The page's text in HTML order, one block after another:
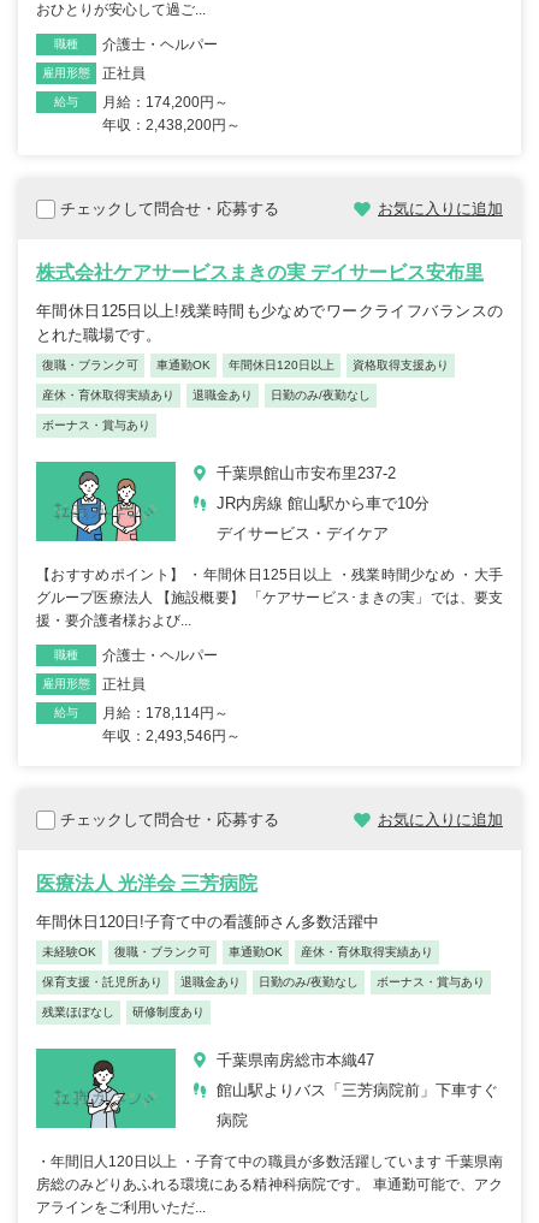
おひとりが安心して過ご...
職種 介護士・ヘルパー
雇用形態 正社員
給与
月給：174,200円～
年収：2,438,200円～
チェックして問合せ・応募する お気に入りに追加
株式会社ケアサービスまきの実 デイサービス安布里
年間休日125日以上!残業時間も少なめでワークライフバランスの
とれた職場です。
復職・ブランク可 車通勤OK 年間休日120日以上 資格取得支援あり
産休・育休取得実績あり 退職金あり 日勤のみ/夜勤なし
ボーナス・賞与あり
千葉県館山市安布里237-2
JR内房線 館山駅から車で10分
デイサービス・デイケア
【おすすめポイント】 ・年間休日125日以上 ・残業時間少なめ ・大手
グループ医療法人 【施設概要】 「ケアサービス･まきの実」では、要支
援・要介護者様および...
職種 介護士・ヘルパー
雇用形態 正社員
給与
月給：178,114円～
年収：2,493,546円～
チェックして問合せ・応募する お気に入りに追加
医療法人 光洋会 三芳病院
年間休日120日!子育て中の看護師さん多数活躍中
未経験OK 復職・ブランク可 車通勤OK 産休・育休取得実績あり
保育支援・託児所あり 退職金あり 日勤のみ/夜勤なし ボーナス・賞与あり
残業ほぼなし 研修制度あり
千葉県南房総市本織47
館山駅よりバス「三芳病院前」下車すぐ
病院
・年間旧人120日以上 ・子育て中の職員が多数活躍しています 千葉県南
房総のみどりあふれる環境にある精神科病院です。 車通勤可能で、アク
アラインをご利用いただ...